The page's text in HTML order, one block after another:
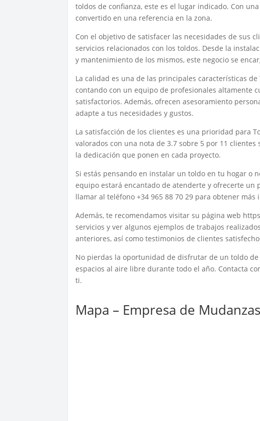
toldos de confianza, este es el lugar indicado. Con
convertido en una referencia en la zona.
Con el objetivo de satisfacer las necesidades de sus
servicios relacionados con los toldos. Desde la
y mantenimiento de los mismos, este negocio se
La calidad es una de las principales características
contando con un equipo de profesionales altamente
satisfactorios. Además, ofrecen asesoramiento
adapte a tus necesidades y gustos.
La satisfacción de los clientes es una prioridad para
valorados con una nota de 3.7 sobre 5 por 11
la dedicación que ponen en cada proyecto.
Si estás pensando en instalar un toldo en tu hogar o
equipo estará encantado de atenderte y ofrecerte un
llamar al teléfono +34 965 88 70 29 para obtener más
Además, te recomendamos visitar su página web
servicios y ver algunos ejemplos de trabajos
anteriores, así como testimonios de clientes
No pierdas la oportunidad de disfrutar de un toldo
espacios al aire libre durante todo el año. Contacta
ti.
Mapa – Empresa de